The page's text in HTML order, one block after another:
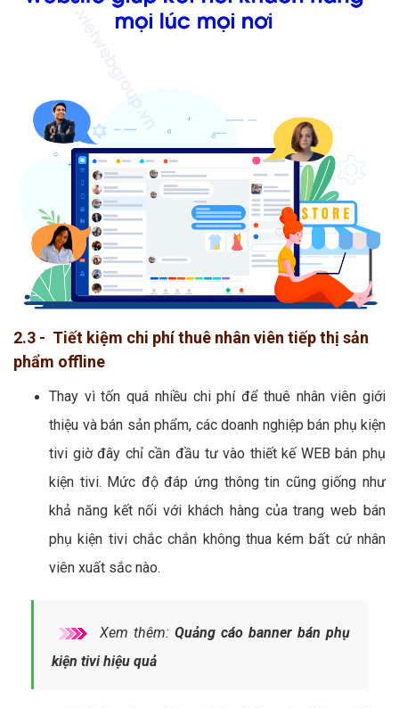
2.3 - Tiết kiệm chi phí thuê nhân viên tiếp thị sản
phẩm offline
Thay vì tốn quá nhiều chi phí để thuê nhân viên giới
thiệu và bán sản phẩm, các doanh nghiệp bán phụ kiện
tivi giờ đây chỉ cần đầu tư vào thiết kế WEB bán phụ
kiện tivi. Mức độ đáp ứng thông tin cũng giống như
khả năng kết nối với khách hàng của trang web bán
phụ kiện tivi chắc chắn không thua kém bất cứ nhân
viên xuất sắc nào.
Xem thêm: Quảng cáo banner bán phụ
kiện tivi hiệu quả